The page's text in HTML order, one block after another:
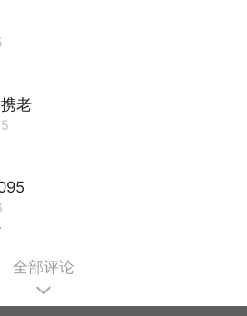
老
全部评论